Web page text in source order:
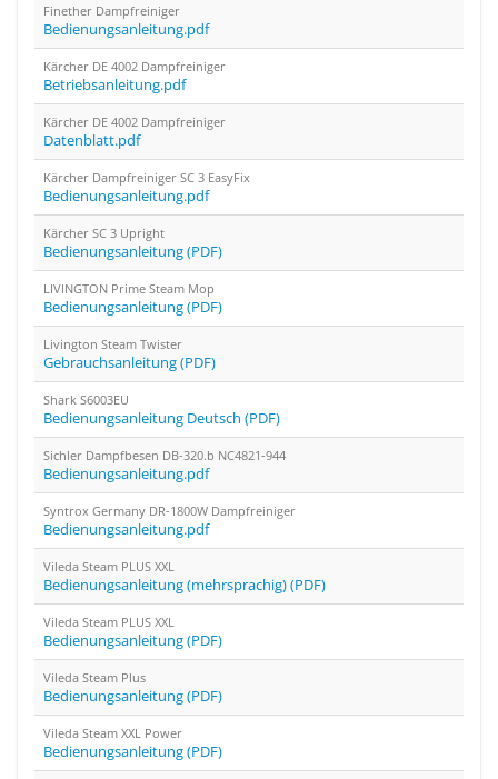
Finether Dampfreiniger
Bedienungsanleitung.pdf
Kärcher DE 4002 Dampfreiniger
Betriebsanleitung.pdf
Kärcher DE 4002 Dampfreiniger
Datenblatt.pdf
Kärcher Dampfreiniger SC 3 EasyFix
Bedienungsanleitung.pdf
Kärcher SC 3 Upright
Bedienungsanleitung (PDF)
LIVINGTON Prime Steam Mop
Bedienungsanleitung (PDF)
Livington Steam Twister
Gebrauchsanleitung (PDF)
Shark S6003EU
Bedienungsanleitung Deutsch (PDF)
Sichler Dampfbesen DB-320.b NC4821-944
Bedienungsanleitung.pdf
Syntrox Germany DR-1800W Dampfreiniger
Bedienungsanleitung.pdf
Vileda Steam PLUS XXL
Bedienungsanleitung (mehrsprachig) (PDF)
Vileda Steam PLUS XXL
Bedienungsanleitung (PDF)
Vileda Steam Plus
Bedienungsanleitung (PDF)
Vileda Steam XXL Power
Bedienungsanleitung (PDF)